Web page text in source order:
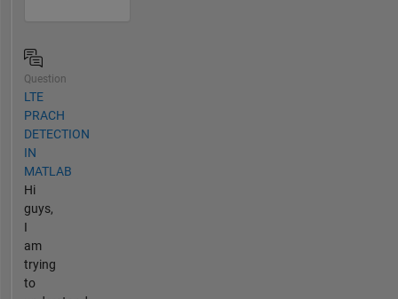
Question
LTE
PRACH
DETECTION
IN
MATLAB
Hi
guys,
I
am
trying
to